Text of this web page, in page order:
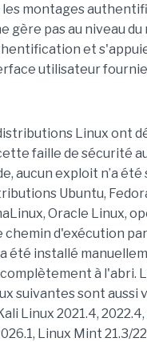
montages
gère pas au niveau du
et
utilisateur
Linux ont
faille de sécurité
aucun exploit n’a été
Ubuntu,
Oracle Linux,
chemin d'exécution
été installé
à l'abri.
suivantes sont aussi
Linux 2021.4, 2022.4,
Linux Mint 21.3/